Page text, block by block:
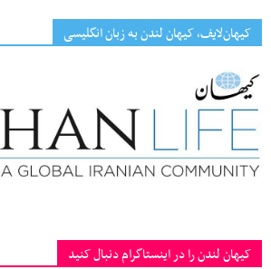
کیهان‌لایف، کیهان لندن به زبان انگلیسی
کیهان لندن را در اینستاگرام دنبال کنید